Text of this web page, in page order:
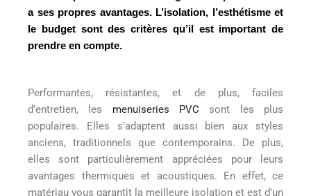
a ses propres avantages. L’isolation, l’esthétisme et
le budget sont des critères qu’il est important de
prendre en compte.
Performantes, résistantes, et de plus, faciles
d’entretien, les menuiseries PVC sont les plus
populaires. Elles s’adaptent aussi bien aux styles
anciens, traditionnels que contemporains. De plus,
elles sont particulièrement appréciées pour leurs
avantages thermiques et acoustiques. En effet, ce
matériau vous garantit la meilleure isolation et est d’un